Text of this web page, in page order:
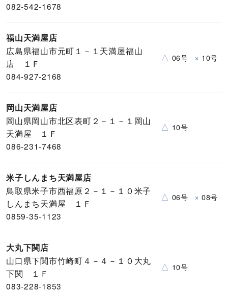
082-542-1678
福山天満屋店
広島県福山市元町１－１天満屋福山
店 １Ｆ
084-927-2168
△ 06号 × 10号
岡山天満屋店
岡山県岡山市北区表町２－１－１岡山
天満屋 １Ｆ
086-231-7468
△ 10号
米子しんまち天満屋店
鳥取県米子市西福原２－１－１０米子
しんまち天満屋 １Ｆ
0859-35-1123
△ 06号 × 08号
大丸下関店
山口県下関市竹崎町４－４－１０大丸
下関 １Ｆ
083-228-1853
△ 10号